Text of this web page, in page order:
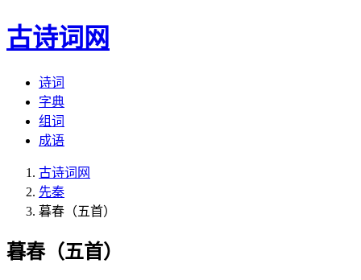
古诗词网
诗词
字典
组词
成语
古诗词网
先秦
暮春（五首）
暮春（五首）